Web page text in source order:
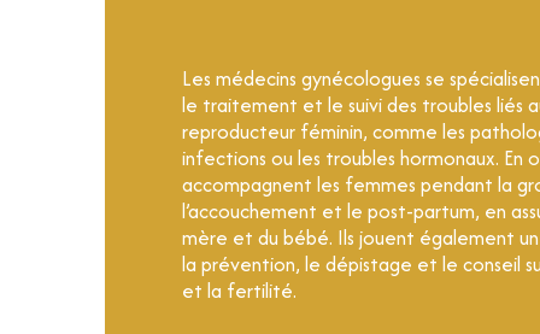
Les médecins gynécologues se
le traitement et le suivi des troubles liés
reproducteur féminin, comme les
infections ou les troubles hormonaux. En
accompagnent les femmes pendant la
l’accouchement et le post-partum, en
mère et du bébé. Ils jouent également
la prévention, le dépistage et le conseil
et la fertilité.